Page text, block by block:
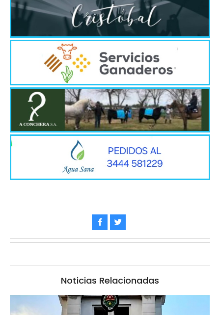
Noticias Relacionadas